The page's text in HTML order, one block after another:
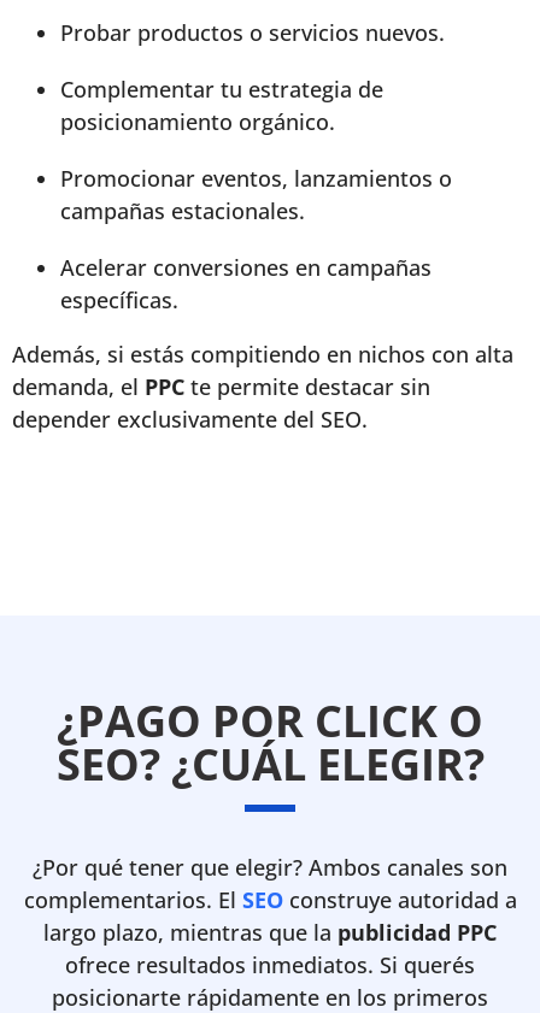
Probar productos o servicios nuevos.
Complementar tu estrategia de
posicionamiento orgánico.
Promocionar eventos, lanzamientos o
campañas estacionales.
Acelerar conversiones en campañas
específicas.
Además, si estás compitiendo en nichos con alta
demanda, el PPC te permite destacar sin
depender exclusivamente del SEO.
¿PAGO POR CLICK O
SEO? ¿CUÁL ELEGIR?
¿Por qué tener que elegir? Ambos canales son
complementarios. El SEOconstruye autoridad a
largo plazo, mientras que la publicidad PPC
ofrece resultados inmediatos. Si querés
posicionarte rápidamente en los primeros